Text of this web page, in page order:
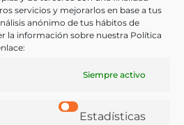
servicios y mejorarlos en base a tus
anónimo de tus hábitos de
la información sobre nuestra Política
Siempre activo
Estadísticas
Rafael